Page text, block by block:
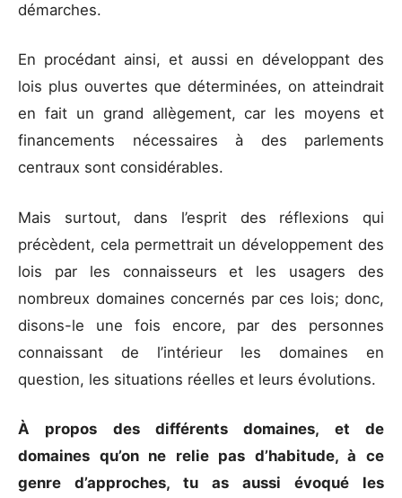
démarches.
En procédant ainsi, et aussi en développant des
lois plus ouvertes que déterminées, on atteindrait
en fait un grand allègement, car les moyens et
financements nécessaires à des parlements
centraux sont considérables.
Mais surtout, dans l’esprit des réflexions qui
précèdent, cela permettrait un développement des
lois par les connaisseurs et les usagers des
nombreux domaines concernés par ces lois; donc,
disons-le une fois encore, par des personnes
connaissant de l’intérieur les domaines en
question, les situations réelles et leurs évolutions.
À propos des différents domaines, et de
domaines qu’on ne relie pas d’habitude, à ce
genre d’approches, tu as aussi évoqué les